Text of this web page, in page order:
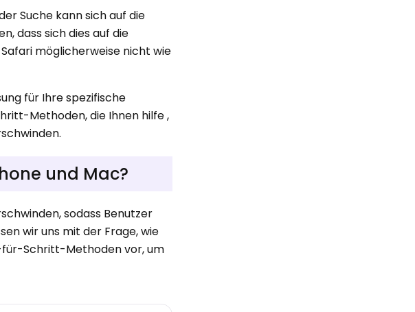
Suche kann sich auf die
dass sich dies auf die
möglicherweise nicht wie
für Ihre spezifische
Methoden, die Ihnen hilfe ,
und Mac?
sodass Benutzer
wir uns mit der Frage, wie
für-Schritt-Methoden vor, um